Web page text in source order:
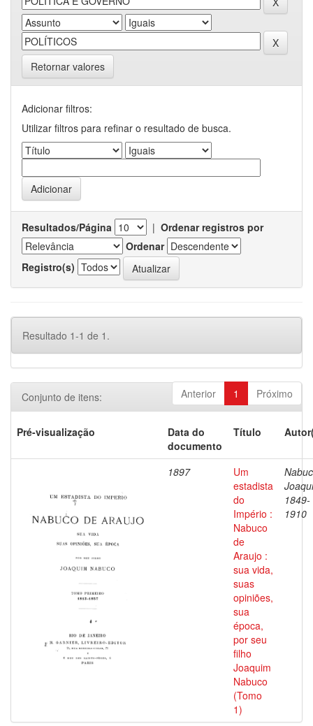
Retornar valores
Adicionar filtros:
Utilizar filtros para refinar o resultado de busca.
Resultados/Página | Ordenar registros por
Ordenar
Registro(s)
Resultado 1-1 de 1.
Anterior 1 Próximo
Conjunto de itens:
Pré-visualização
Data do
documento
Título
1897
Um
estadista
do
Império :
Nabuco
de
Araujo :
sua vida,
suas
opiniões,
sua
época,
por seu
filho
Joaquim
Nabuco
(Tomo
1)
1849-
1910